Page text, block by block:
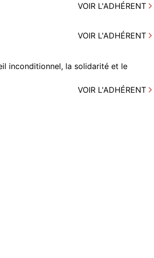
VOIR L'ADHÉRENT
VOIR L'ADHÉRENT
inconditionnel, la solidarité et le
VOIR L'ADHÉRENT